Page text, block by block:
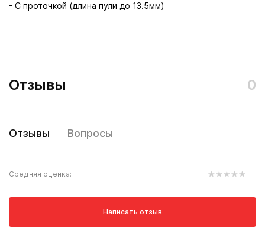
- С проточкой (длина пули до 13.5мм)
Отзывы 0
Отзывы Вопросы
Средняя оценка:
Написать отзыв